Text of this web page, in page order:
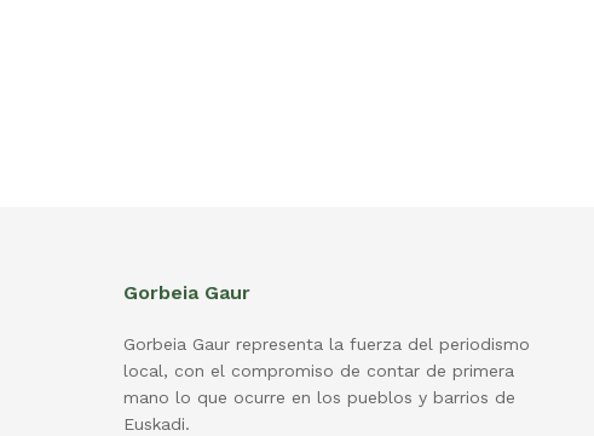
Gorbeia Gaur
Gorbeia Gaur representa la fuerza del periodismo
local, con el compromiso de contar de primera
mano lo que ocurre en los pueblos y barrios de
Euskadi.